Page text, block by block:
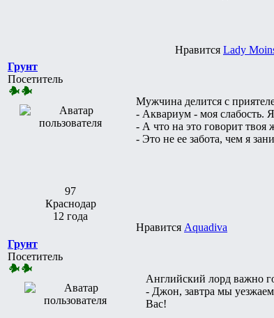
Нравится Lady
Грунт
Посетитель
97
Краснодар
12 года
Мужчина делится с
- Аквариум - моя слабость.
- А что на это говорит твоя
- Это не ее забота, чем я
Нравится Aquadiva
Грунт
Посетитель
Английский лорд важно
- Джон, завтра мы
Вас!